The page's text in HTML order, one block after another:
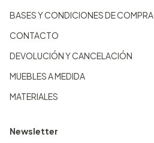
BASES Y CONDICIONES DE COMPRA
CONTACTO
DEVOLUCIÓN Y CANCELACIÓN
MUEBLES A MEDIDA
MATERIALES
Newsletter